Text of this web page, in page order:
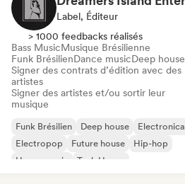
Label, Éditeur
> 1000 feedbacks réalisés
Bass MusicMusique Brésilienne
Funk BrésilienDance musicDeep house
Signer des contrats d’édition avec des
artistes
Signer des artistes et/ou sortir leur
musique
Funk Brésilien Deep house
Electronica
Electropop
Future house
Hip-hop
House music
Tech House